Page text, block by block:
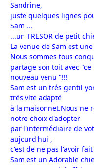
Sandrine,
juste quelques lignes
Sam ...
...un TRESOR de petit
La venue de Sam est
Nous sommes tous
partage son toit avec "ce
nouveau venu "!!!
Sam est un trés gentil
trés vite adapté
à la maisonnet.Nous ne
notre choix d'adopter
par l'intermédiaire de
aujourd'hui ,
c'est de ne pas l'avoir
Sam est un Adorable